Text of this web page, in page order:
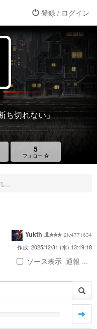
登録 / ログイン
ち切れない」
5
フォロー
...
Yukth
2fc4771634
作成: 2025/12/31 (水) 13:19:18
ソース表示 通報 ...